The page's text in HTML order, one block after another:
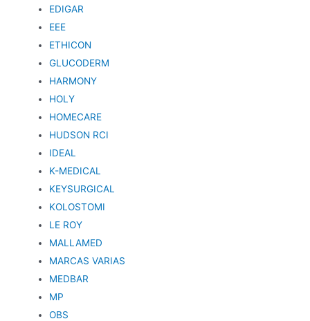
EDIGAR
EEE
ETHICON
GLUCODERM
HARMONY
HOLY
HOMECARE
HUDSON RCI
IDEAL
K-MEDICAL
KEYSURGICAL
KOLOSTOMI
LE ROY
MALLAMED
MARCAS VARIAS
MEDBAR
MP
OBS